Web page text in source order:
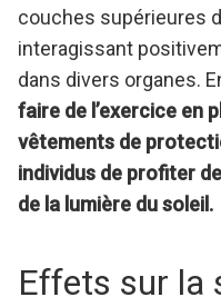
couches supérieures
interagissant
dans divers organes.
faire de l’exercice en
vêtements de
individus de profiter
de la lumière du soleil.
Effets sur la